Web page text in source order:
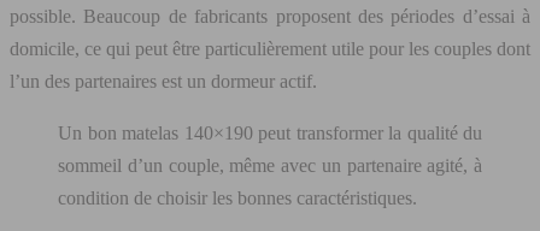
possible. Beaucoup de fabricants proposent des périodes d’essai à
domicile, ce qui peut être particulièrement utile pour les couples dont
l’un des partenaires est un dormeur actif.
Un bon matelas 140×190 peut transformer la qualité du
sommeil d’un couple, même avec un partenaire agité, à
condition de choisir les bonnes caractéristiques.